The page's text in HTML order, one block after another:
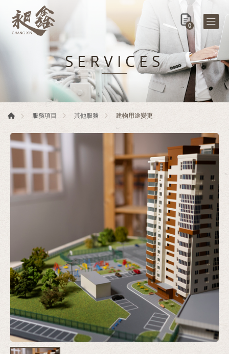
0
SERVICES
服務項目 其他服務 建物用途變更